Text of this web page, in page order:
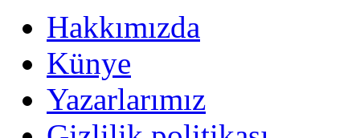
Künye
Yazarlarımız
Gizlilik politikası
Hakkımızda
Künye
Yazarlarımız